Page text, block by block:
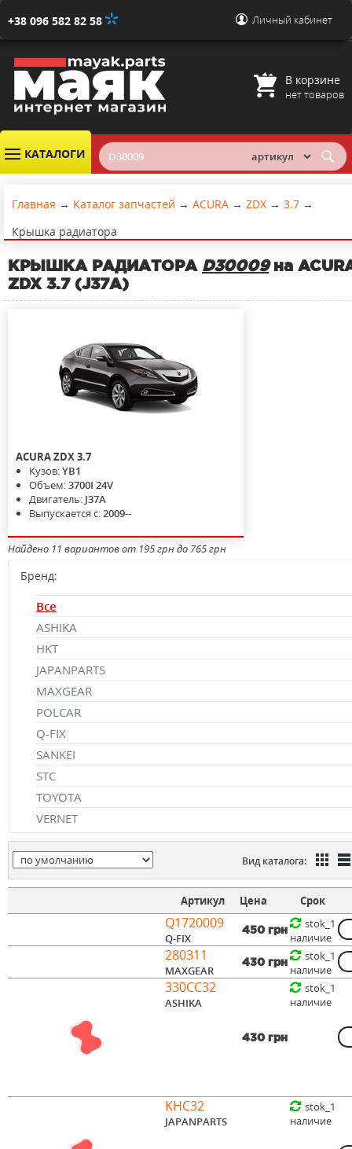
+38 096 582 82 58 Личный кабинет
В корзине
нет товаров
КАТАЛОГИ
Главная → Каталог запчастей → ACURA → ZDX → 3.7 →
Крышка радиатора
КРЫШКА РАДИАТОРА D30009на
ZDX 3.7 (J37A)
ACURAZDX3.7
Кузов:YB1
Объем:3700I 24V
Двигатель: J37A
Выпускается с:2009--
Найдено 11 вариантов от 195 грн до 765 грн
Бренд:
Все
ASHIKA
HKT
JAPANPARTS
MAXGEAR
POLCAR
Q-FIX
SANKEI
STC
TOYOTA
VERNET
Вид каталога:
Артикул Цена Срок
Q1720009
Q-FIX
450 грн
stok_1
наличие
280311
MAXGEAR
430 грн
stok_1
наличие
330CC32
ASHIKA
430 грн
stok_1
наличие
KHC32
JAPANPARTS
stok_1
наличие